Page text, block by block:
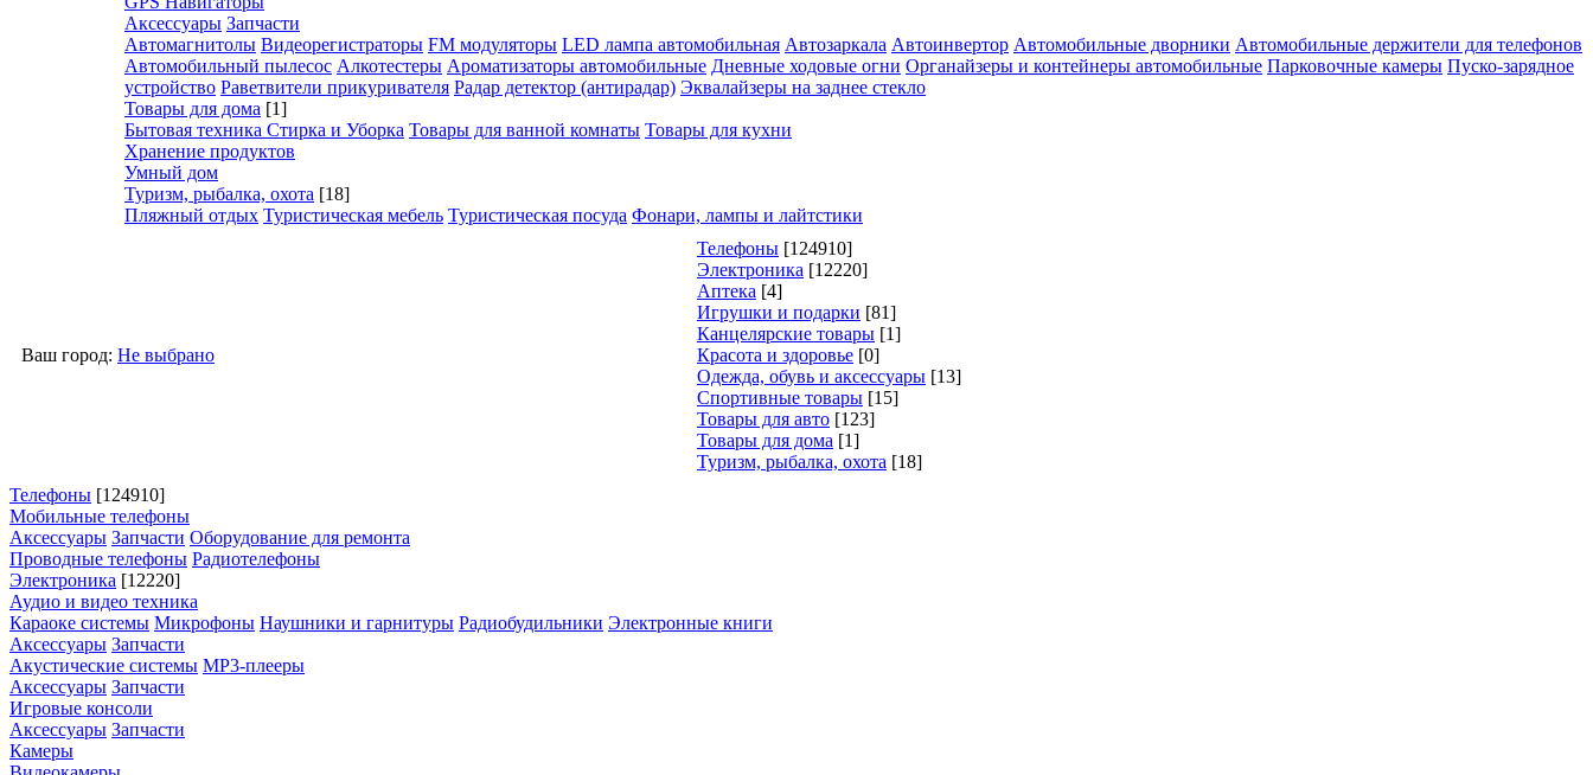
Аксессуары Запчасти
Автомагнитолы Видеорегистраторы FM модуляторы LED лампа автомобильная Автозаркала Автоинвертор Автомобильные дворники Автомобильные держители для телефонов
Автомобильный пылесос Алкотестеры Ароматизаторы автомобильные Дневные ходовые огни Органайзеры и контейнеры автомобильные Парковочные камеры Пуско-зарядное
устройство Раветвители прикуривателя Радар детектор (антирадар) Эквалайзеры на заднее стекло
Товары для дома [1]
Бытовая техника Стирка и Уборка Товары для ванной комнаты Товары для кухни
Хранение продуктов
Умный дом
Туризм, рыбалка, охота [18]
Пляжный отдых Туристическая мебель Туристическая посуда Фонари, лампы и лайтстики
Ваш город: Не выбрано
Телефоны [124910]
Электроника [12220]
Аптека [4]
Игрушки и подарки [81]
Канцелярские товары [1]
Красота и здоровье [0]
Одежда, обувь и аксессуары [13]
Спортивные товары [15]
Товары для авто [123]
Товары для дома [1]
Туризм, рыбалка, охота [18]
Телефоны [124910]
Мобильные телефоны
Аксессуары Запчасти Оборудование для ремонта
Проводные телефоны Радиотелефоны
Электроника [12220]
Аудио и видео техника
Караоке системы Микрофоны Наушники и гарнитуры Радиобудильники Электронные книги
Аксессуары Запчасти
Акустические системы MP3-плееры
Аксессуары Запчасти
Игровые консоли
Аксессуары Запчасти
Камеры